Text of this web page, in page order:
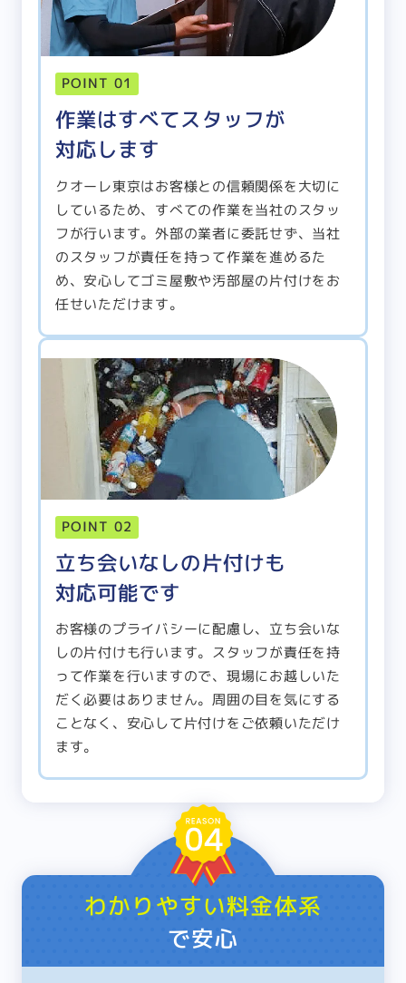
POINT 01
作業はすべてスタッフが
対応します
クオーレ東京はお客様との信頼関係を大切に
しているため、すべての作業を当社のスタッ
フが行います。外部の業者に委託せず、当社
のスタッフが責任を持って作業を進めるた
め、安心してゴミ屋敷や汚部屋の片付けをお
任せいただけます。
POINT 02
立ち会いなしの片付けも
対応可能です
お客様のプライバシーに配慮し、立ち会いな
しの片付けも行います。スタッフが責任を持
って作業を行いますので、現場にお越しいた
だく必要はありません。周囲の目を気にする
ことなく、安心して片付けをご依頼いただけ
ます。
わかりやすい料金体系
で安心